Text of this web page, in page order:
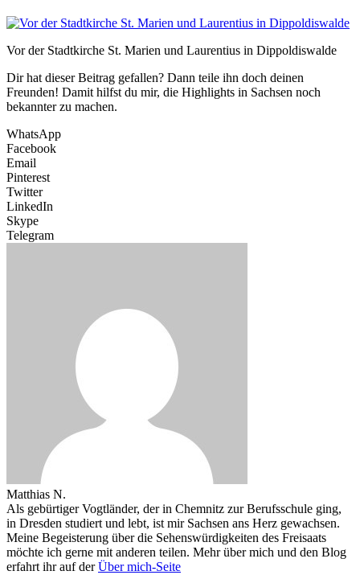
Vor der Stadtkirche St. Marien und Laurentius in Dippoldiswalde
Dir hat dieser Beitrag gefallen? Dann teile ihn doch deinen
Freunden! Damit hilfst du mir, die Highlights in Sachsen noch
bekannter zu machen.
WhatsApp
Facebook
Email
Pinterest
Twitter
LinkedIn
Skype
Telegram
Matthias N.
Als gebürtiger Vogtländer, der in Chemnitz zur Berufsschule ging,
in Dresden studiert und lebt, ist mir Sachsen ans Herz gewachsen.
Meine Begeisterung über die Sehenswürdigkeiten des Freisaats
möchte ich gerne mit anderen teilen. Mehr über mich und den Blog
erfahrt ihr auf derÜber mich-Seite